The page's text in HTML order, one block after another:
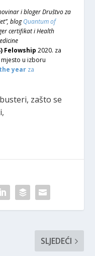
i bloger Društvo za
blogQuantum of
certifikat i Health
Felowship 2020. za
u izboru
year za
zašto se
SLJEDEĆI